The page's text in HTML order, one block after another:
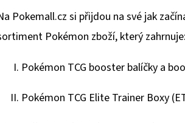
Pokemall.cz si přijdou na své jak
Pokémon zboží, který zahrnuje:
Pokémon TCG booster balíčky a
Pokémon TCG Elite Trainer Boxy